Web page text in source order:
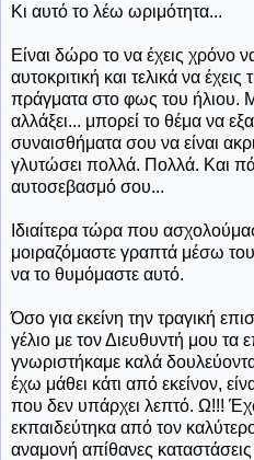
Κι αυτό το λέω ωριμότητα...
Είναι δώρο το να έχεις χρόνο
αυτοκριτική και τελικά να έχεις
πράγματα στο φως του ήλιου.
αλλάξει... μπορεί το θέμα να
συναισθήματα σου να είναι
γλυτώσει πολλά. Πολλά. Και
αυτοσεβασμό σου...
Ιδιαίτερα τώρα που
μοιραζόμαστε γραπτά μέσω
να το θυμόμαστε αυτό.
Όσο για εκείνη την τραγική
γέλιο με τον Διευθυντή μου τα
γνωριστήκαμε καλά
έχω μάθει κάτι από εκείνον,
που δεν υπάρχει λεπτό. Ω!!! Έχω
εκπαιδεύτηκα από τον
αναμονή απίθανες